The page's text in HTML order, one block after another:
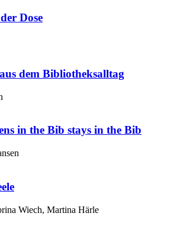
Dose
dem Bibliotheksalltag
in the Bib stays in the Bib
Wiech, Martina Härle